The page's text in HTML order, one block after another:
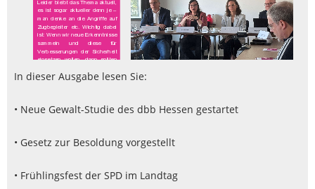
In dieser Ausgabe lesen Sie:
• Neue Gewalt-Studie des dbb Hessen gestartet
• Gesetz zur Besoldung vorgestellt
• Frühlingsfest der SPD im Landtag